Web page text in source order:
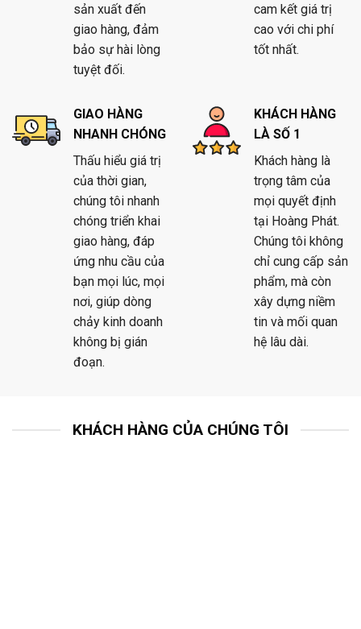
sản xuất đến
giao hàng, đảm
bảo sự hài lòng
tuyệt đối.
cam kết giá trị
cao với chi phí
tốt nhất.
GIAO HÀNG
NHANH CHÓNG
Thấu hiểu giá trị
của thời gian,
chúng tôi nhanh
chóng triển khai
giao hàng, đáp
ứng nhu cầu của
bạn mọi lúc, mọi
nơi, giúp dòng
chảy kinh doanh
không bị gián
đoạn.
KHÁCH HÀNG
LÀ SỐ 1
Khách hàng là
trọng tâm của
mọi quyết định
tại Hoàng Phát.
Chúng tôi không
chỉ cung cấp sản
phẩm, mà còn
xây dựng niềm
tin và mối quan
hệ lâu dài.
KHÁCH HÀNG CỦA CHÚNG TÔI